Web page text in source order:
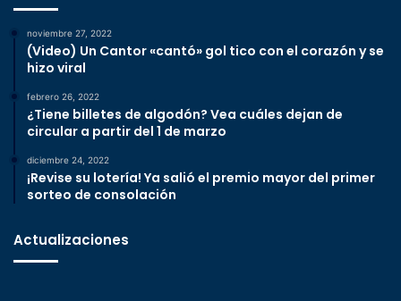
noviembre 27, 2022
(Video) Un Cantor «cantó» gol tico con el corazón y se
hizo viral
febrero 26, 2022
¿Tiene billetes de algodón? Vea cuáles dejan de
circular a partir del 1 de marzo
diciembre 24, 2022
¡Revise su lotería! Ya salió el premio mayor del primer
sorteo de consolación
Actualizaciones